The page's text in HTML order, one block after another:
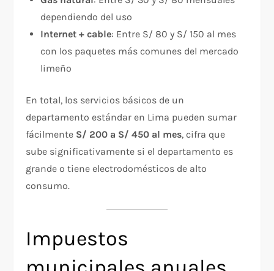
dependiendo del uso
Internet + cable: Entre S/ 80 y S/ 150 al mes
con los paquetes más comunes del mercado
limeño
En total, los servicios básicos de un
departamento estándar en Lima pueden sumar
fácilmente S/ 200 a S/ 450 al mes, cifra que
sube significativamente si el departamento es
grande o tiene electrodomésticos de alto
consumo.
Impuestos